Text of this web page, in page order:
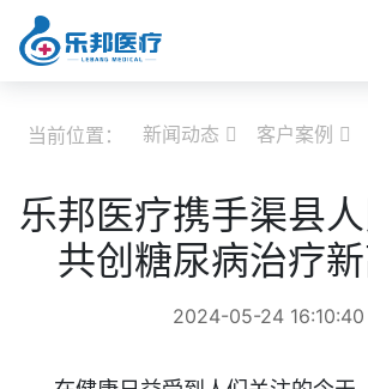
当前位置： 新闻动态  客户案例 
乐邦医疗携手渠县人
共创糖尿病治疗新
2024-05-24 16:10:40